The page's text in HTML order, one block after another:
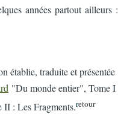
années partout ailleurs :
établie, traduite et présentée
"Du monde entier", Tome I
II : Les Fragments.retour